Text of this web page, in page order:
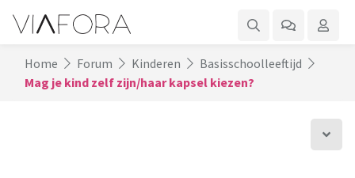
Home Forum Kinderen
Basisschoolleeftijd
Mag je kind zelf zijn/haar kapsel kiezen?